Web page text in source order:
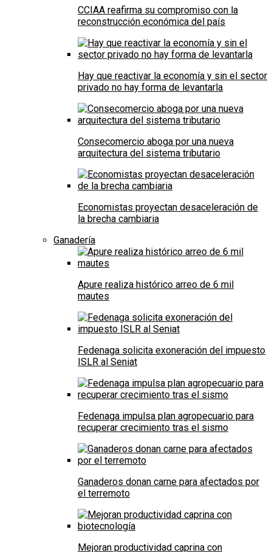
CCIAA reafirma su compromiso con la
reconstrucción económica del país
Hay que reactivar la economía y sin el sector
privado no hay forma de levantarla
Consecomercio aboga por una nueva
arquitectura del sistema tributario
Economistas proyectan desaceleración de
la brecha cambiaria
Ganadería
Apure realiza histórico arreo de 6 mil
mautes
Fedenaga solicita exoneración del impuesto
ISLR al Seniat
Fedenaga impulsa plan agropecuario para
recuperar crecimiento tras el sismo
Ganaderos donan carne para afectados por
el terremoto
Mejoran productividad caprina con